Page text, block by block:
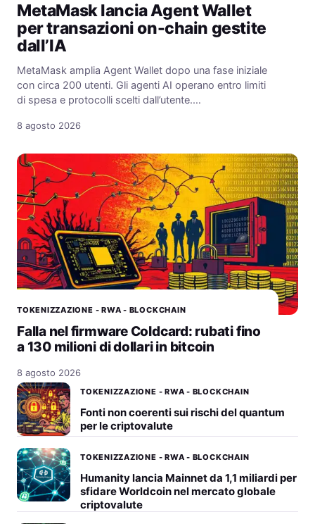
MetaMask lancia Agent Wallet
per transazioni on-chain gestite
dall’IA
MetaMask amplia Agent Wallet dopo una fase iniziale
con circa 200 utenti. Gli agenti AI operano entro limiti
di spesa e protocolli scelti dall’utente.…
8 agosto 2026
TOKENIZZAZIONE - RWA - BLOCKCHAIN
Falla nel firmware Coldcard: rubati fino
a 130 milioni di dollari in bitcoin
8 agosto 2026
TOKENIZZAZIONE - RWA - BLOCKCHAIN
Fonti non coerenti sui rischi del quantum
per le criptovalute
TOKENIZZAZIONE - RWA - BLOCKCHAIN
Humanity lancia Mainnet da 1,1 miliardi per
sfidare Worldcoin nel mercato globale
criptovalute